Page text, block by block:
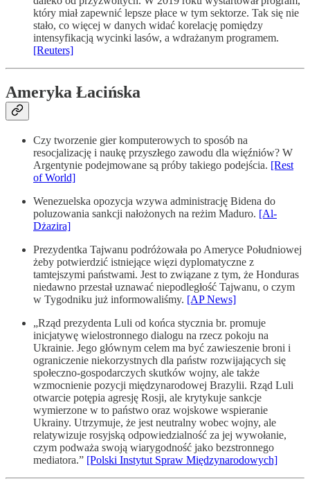
który miał zapewnić lepsze płace w tym sektorze. Tak się nie
stało, co więcej w danych widać korelację pomiędzy
intensyfikacją wycinki lasów, a wdrażanym programem.
[Reuters]
Ameryka Łacińska
Czy tworzenie gier komputerowych to sposób na
resocjalizację i naukę przyszłego zawodu dla więźniów? W
Argentynie podejmowane są próby takiego podejścia. [Rest
of World]
Wenezuelska opozycja wzywa administrację Bidena do
poluzowania sankcji nałożonych na reżim Maduro. [Al-
Dżazira]
Prezydentka Tajwanu podróżowała po Ameryce Południowej
żeby potwierdzić istniejące więzi dyplomatyczne z
tamtejszymi państwami. Jest to związane z tym, że Honduras
niedawno przestał uznawać niepodległość Tajwanu, o czym
w Tygodniku już informowaliśmy. [AP News]
„Rząd prezydenta Luli od końca stycznia br. promuje
inicjatywę wielostronnego dialogu na rzecz pokoju na
Ukrainie. Jego głównym celem ma być zawieszenie broni i
ograniczenie niekorzystnych dla państw rozwijających się
społeczno-gospodarczych skutków wojny, ale także
wzmocnienie pozycji międzynarodowej Brazylii. Rząd Luli
otwarcie potępia agresję Rosji, ale krytykuje sankcje
wymierzone w to państwo oraz wojskowe wspieranie
Ukrainy. Utrzymuje, że jest neutralny wobec wojny, ale
relatywizuje rosyjską odpowiedzialność za jej wywołanie,
czym podważa swoją wiarygodność jako bezstronnego
mediatora.” [Polski Instytut Spraw Międzynarodowych]